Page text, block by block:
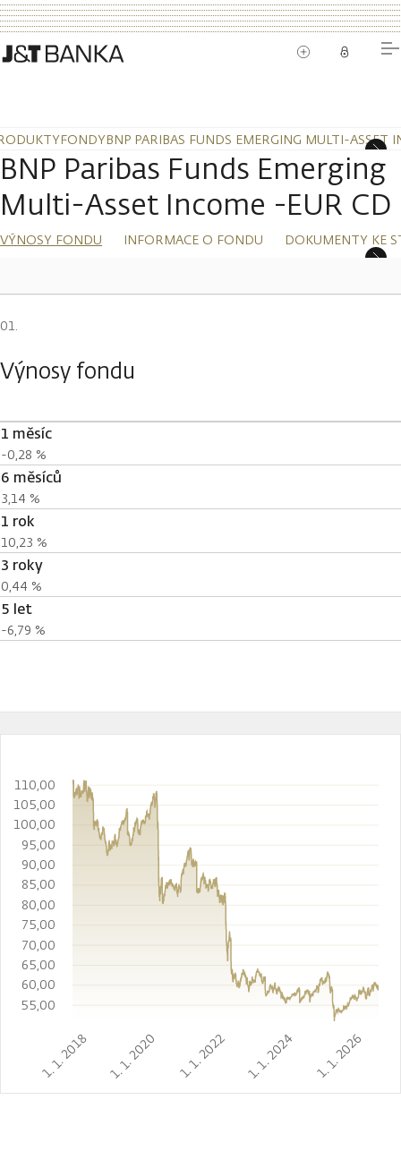
FONDYBNP PARIBAS FUNDS EMERGING MULTI-ASSET
BNP Paribas Funds Emerging
Multi-Asset Income -EUR CD
VÝNOSY FONDU INFORMACE O FONDU DOKUMENTY KE
Výnosy fondu
1 měsíc
-0,28 %
6 měsíců
3,14 %
1 rok
10,23 %
3 roky
0,44 %
5 let
-6,79 %
1. 1. 2018 1. 1. 2020 1. 1. 2022 1. 1. 2024 1. 1. 2026
55,00
60,00
65,00
70,00
75,00
80,00
85,00
90,00
95,00
100,00
105,00
110,00